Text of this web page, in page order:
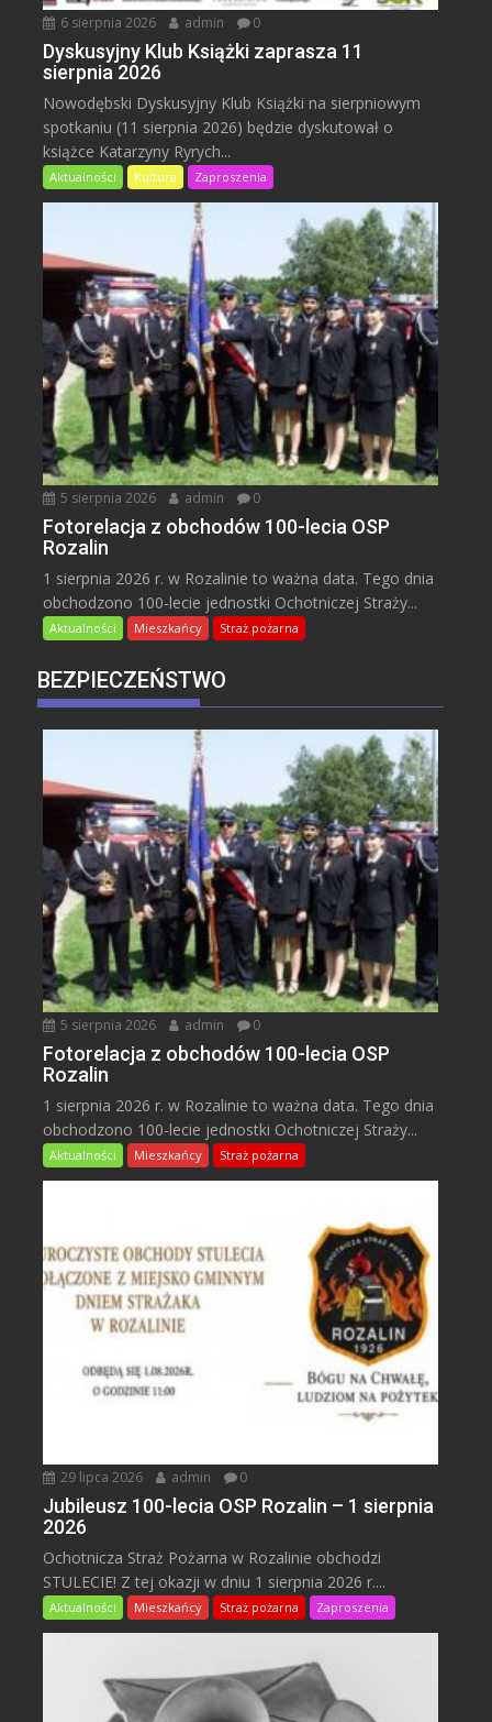
6 sierpnia 2026 admin 0
Dyskusyjny Klub Książki zaprasza 11
sierpnia 2026
Nowodębski Dyskusyjny Klub Książki na sierpniowym
spotkaniu (11 sierpnia 2026) będzie dyskutował o
książce Katarzyny Ryrych...
Aktualności Kultura Zaproszenia
5 sierpnia 2026 admin 0
Fotorelacja z obchodów 100-lecia OSP
Rozalin
1 sierpnia 2026 r. w Rozalinie to ważna data. Tego dnia
obchodzono 100-lecie jednostki Ochotniczej Straży...
Aktualności Mieszkańcy Straż pożarna
BEZPIECZEŃSTWO
5 sierpnia 2026 admin 0
Fotorelacja z obchodów 100-lecia OSP
Rozalin
1 sierpnia 2026 r. w Rozalinie to ważna data. Tego dnia
obchodzono 100-lecie jednostki Ochotniczej Straży...
Aktualności Mieszkańcy Straż pożarna
29 lipca 2026 admin 0
Jubileusz 100-lecia OSP Rozalin – 1 sierpnia
2026
Ochotnicza Straż Pożarna w Rozalinie obchodzi
STULECIE! Z tej okazji w dniu 1 sierpnia 2026 r....
Aktualności Mieszkańcy Straż pożarna Zaproszenia